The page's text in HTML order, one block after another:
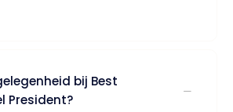
bij Best
President?